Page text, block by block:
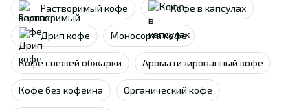
Растворимый кофе Кофе в капсулах
Дрип кофе Моносорта кофе
Кофе свежей обжарки Ароматизированный кофе
Кофе без кофеина Органический кофе